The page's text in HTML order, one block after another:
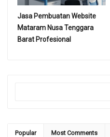
Jasa Pembuatan Website
Mataram Nusa Tenggara
Barat Profesional
Popular Most Comments